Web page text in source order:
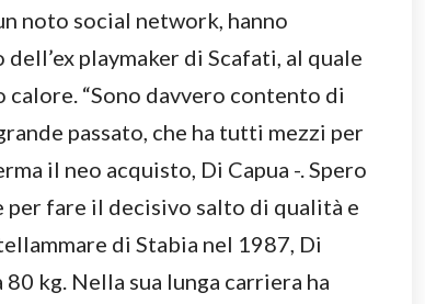
noto social network, hanno
playmaker di Scafati, al quale
“Sono davvero contento di
passato, che ha tutti mezzi per
il neo acquisto, Di Capua -. Spero
per fare il decisivo salto di qualità e
di Stabia nel 1987, Di
kg. Nella sua lunga carriera ha